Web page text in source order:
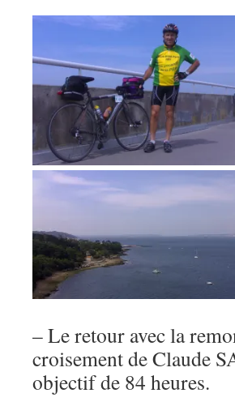
– Le retour avec la
croisement de Claude
objectif de 84 heures.